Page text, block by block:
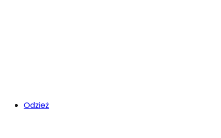
Odzież